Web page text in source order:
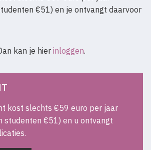
€51) en je ontvangt daarvoor
kan je hier inloggen.
kost slechts €59 euro per jaar
studenten €51) en u ontvangt